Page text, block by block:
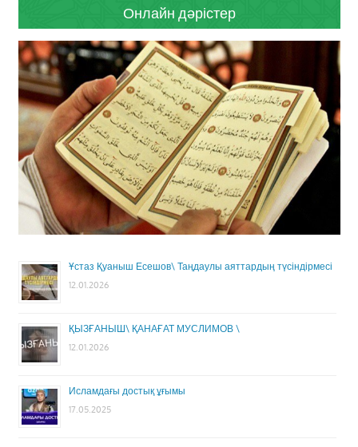
Онлайн дәрістер
Ұстаз Қуаныш Есешов\ Таңдаулы аяттардың түсіндірмесі
12.01.2026
ҚЫЗҒАНЫШ\ ҚАНАҒАТ МУСЛИМОВ \
12.01.2026
Исламдағы достық ұғымы
17.05.2025